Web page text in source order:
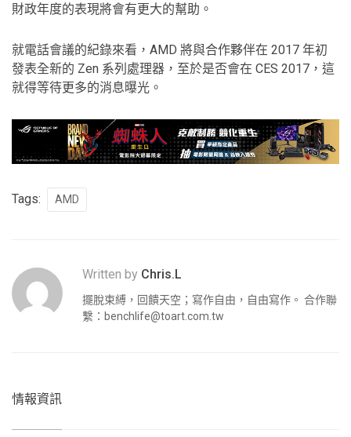
財政年度的表現將會有更大的幫助。
就電話會議的紀錄來看，AMD 將與合作夥伴在 2017 年初
發表全新的 Zen 系列處理器，至於是否會在 CES 2017，這
就得等待更多的消息曝光。
Tags: AMD
Written by Chris.L
擺脫束縛，回饋天空；寫作自由，自由寫作。 合作聯
繫： benchlife@toart.com.tw
情報資訊